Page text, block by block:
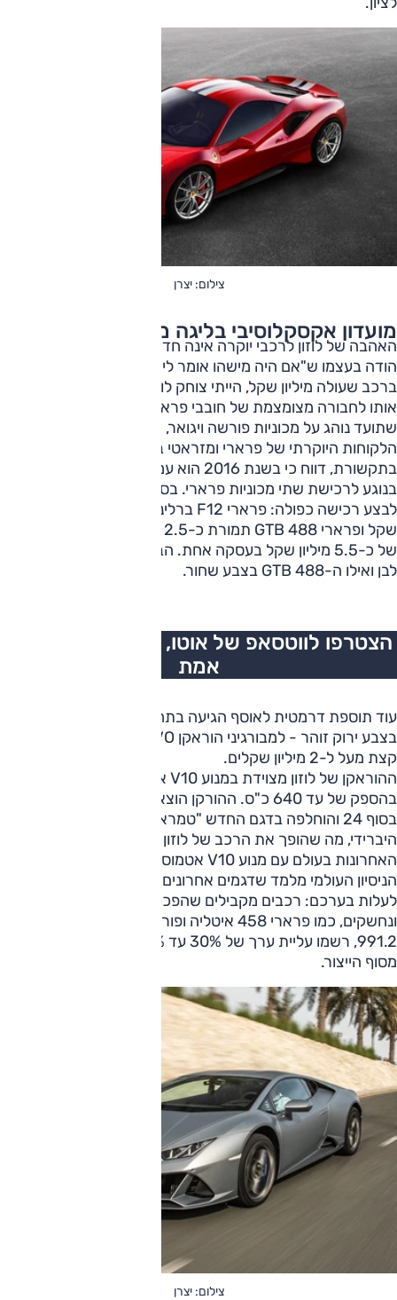
צילום: יצרן
מועדון אקסקלוסיבי בליגה משלו
האהבה של לוזון לרכבי יוקרה אינה חדשה. בראיון תקשורתי הוא
ברכב שעולה מיליון שקל, הייתי צוחק לו בפנים". האוסף שלו צירף
אותו לחבורה מצומצמת של חובבי פרארי מהאלפיון העליון. לאחר
שתועד נוהג על מכוניות פורשה ויגואר, הוא הצטרף גם למועדון
הלקוחות היוקרתי של פרארי ומזראטי בישראל. בדיווחים קודמים
בתקשורת, דווח כי בשנת 2016 הוא עמד בפני התלבטות קשה
בנוגע לרכישת שתי מכוניות פרארי. בסופו של דבר הוא בחר
של כ-5.5 מיליון שקל בעסקה אחת. הברלינטה נרכשה בצבע
לבן ואילו ה-488 GTB בצבע שחור.
הצטרפו לווטסאפ של אוטו, כל העדכונים בזמן
אמת
קצת מעל ל-2 מיליון שקלים.
בהספק של עד 640 כ"ס. ההורקן הוצאה מייצור על ידי למבורגיני
היברידי, מה שהופך את הרכב של לוזון לאחת ממכוניות העל
האחרונות בעולם עם מנוע V10 אטמוספרי טהור. בקטגוריה הזו,
הניסיון העולמי מלמד שדגמים אחרונים של מנועים אגדיים נוטים
לעלות בערכם: רכבים מקבילים שהפכו לרכבי אספנות נדירים
מסוף הייצור.
צילום: יצרן